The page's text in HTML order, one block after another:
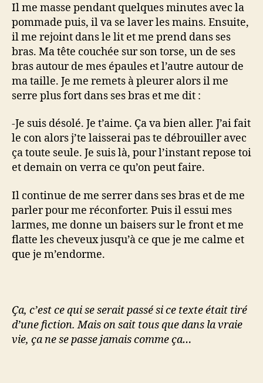
Il me masse pendant quelques minutes avec la
pommade puis, il va se laver les mains. Ensuite,
il me rejoint dans le lit et me prend dans ses
bras. Ma tête couchée sur son torse, un de ses
bras autour de mes épaules et l’autre autour de
ma taille. Je me remets à pleurer alors il me
serre plus fort dans ses bras et me dit :
-Je suis désolé. Je t’aime. Ça va bien aller. J’ai fait
le con alors j’te laisserai pas te débrouiller avec
ça toute seule. Je suis là, pour l’instant repose toi
et demain on verra ce qu’on peut faire.
Il continue de me serrer dans ses bras et de me
parler pour me réconforter. Puis il essui mes
larmes, me donne un baisers sur le front et me
flatte les cheveux jusqu’à ce que je me calme et
que je m’endorme.
Ça, c’est ce qui se serait passé si ce texte était tiré
d’une fiction. Mais on sait tous que dans la vraie
vie, ça ne se passe jamais comme ça…